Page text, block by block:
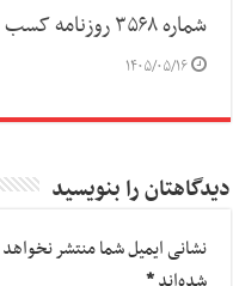
شماره ۳۵۶۸ روزنامه کسب و کار
۱۴۰۵/۰۵/۱۶
دیدگاهتان را بنویسید
نشانی ایمیل شما منتشر